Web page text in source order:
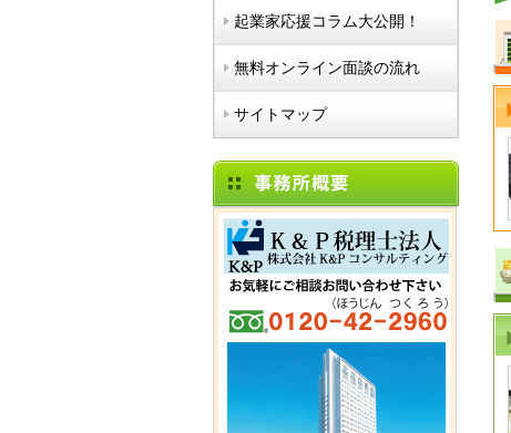
起業家応援コラム大公開！
無料オンライン面談の流れ
サイトマップ